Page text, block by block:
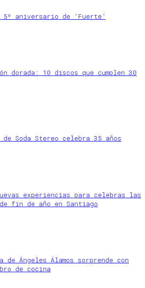
5º aniversario de ‘Fuerte’
dorada: 10 discos que cumplen 30
de Soda Stereo celebra 35 años
experiencias para celebras las
fin de año en Santiago
de Ángeles Álamos sorprende con
de cocina